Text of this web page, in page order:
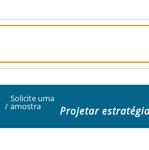
/
Solicite uma
amostra Projetar